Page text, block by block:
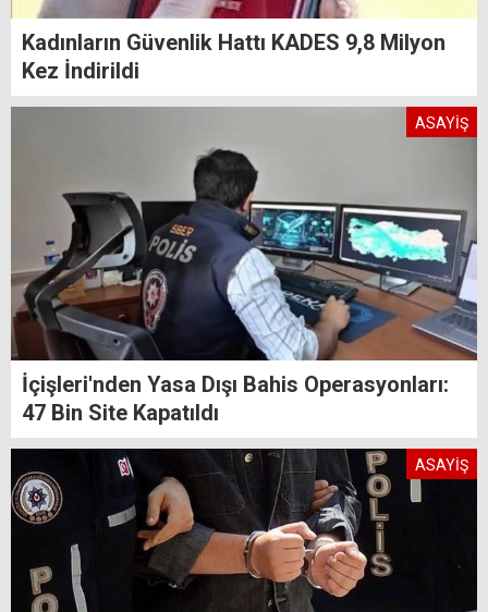
Kadınların Güvenlik Hattı KADES 9,8 Milyon
Kez İndirildi
ASAYİŞ
İçişleri'nden Yasa Dışı Bahis Operasyonları:
47 Bin Site Kapatıldı
ASAYİŞ